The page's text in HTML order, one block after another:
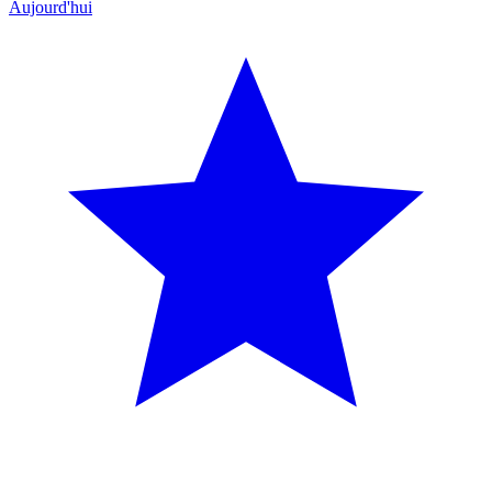
Aujourd'hui